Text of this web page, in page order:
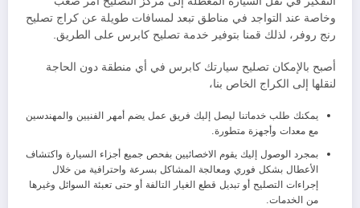
وخاصة عند التواجد في مناطق تبعد لمسافات طويلة عن كراج تصليح
رنج روفر، لذلك قمنا بتوفير خدمة تصليح كابرس على الطريق.
أصبح بالإمكان تصليح سيارتك كابرس في أي منطقة دون الحاجة
لنقلها إلى الكراج الخاص بنا،
يمكنك طلب خدماتنا ليصل إليك فريق عمل يضم أمهر الفنيين والمهندسين
مع معدات وأجهزة متطورة.
بمجرد الوصول إليك يقوم الاخصائيين بفحص جميع أجزاء السيارة واكتشاف
الأعطال بشكل فوري ومعالجة المشاكل بسرعة واحترافية من خلال
إجراءات التصليح أو تبديل قطع الغيار التالفة أو حتى تعبئة السوائل وغيرها
من الخدمات.